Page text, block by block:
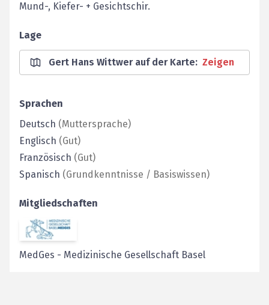
Mund-, Kiefer- + Gesichtschir.
Lage
Gert Hans Wittwer auf der Karte: Zeigen
Sprachen
Deutsch (Muttersprache)
Englisch (Gut)
Französisch (Gut)
Spanisch (Grundkenntnisse / Basiswissen)
Mitgliedschaften
MedGes - Medizinische Gesellschaft Basel